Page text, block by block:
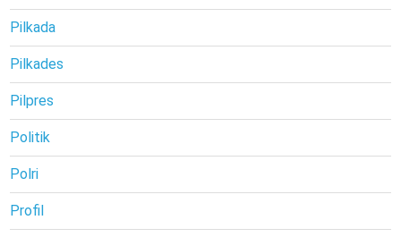
Pilkada
Pilkades
Pilpres
Politik
Polri
Profil